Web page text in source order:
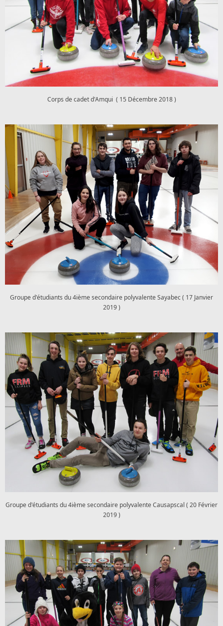
Corps de cadet d'Amqui ( 15 Décembre 2018 )
Groupe d'étudiants du 4ième secondaire polyvalente Sayabec ( 17 Janvier
2019 )
Groupe d'étudiants du 4ième secondaire polyvalente Causapscal ( 20 Février
2019 )